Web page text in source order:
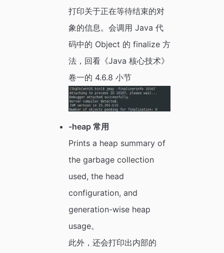
打印关于正在等待结束的对
象的信息。会调用 Java 代
码中的 Object 的 finalize 方
法，回看《Java 核心技术》
卷一的 4.6.8 小节
-heap 常用
Prints a heap summary of
the garbage collection
used, the head
configuration, and
generation-wise heap
usage。
此外，还会打印出内部的